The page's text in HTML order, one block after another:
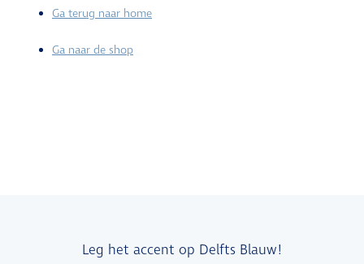
Ga terug naar home
Ga naar de shop
Leg het accent op Delfts Blauw!